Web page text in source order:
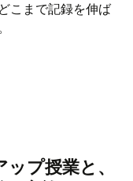
こまで記録を伸ば
プ授業と、